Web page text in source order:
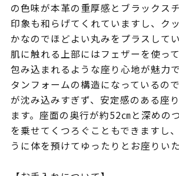
の色味が本革の重厚感とブラックス
印象も和らげてくれていますし、ク
かなのでほどよい丸みをプラスして
肌に触れる上部にはフェザーを使っ
包み込まれるような座り心地が魅力
タンフォームの構造になっているの
が沈み込みすぎず、安定感のある座
ます。座面の奥行が約52㎝と深めの
を乗せてくつろぐこともできますし
うに体を預けてゆったりとお座りいた